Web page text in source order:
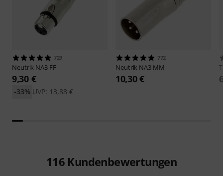
729
Neutrik NA3 FF
9,30 €
UVP: 13,88 €
-33%
772
Neutrik NA3 MM
10,30 €
116 Kundenbewertungen